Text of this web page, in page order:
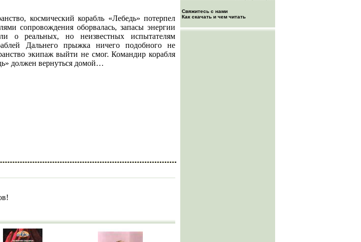
космический корабль «Лебедь» потерпел
сопровождения оборвалась, запасы энергии
о реальных, но неизвестных испытателям
Дальнего прыжка ничего подобного не
экипаж выйти не смог. Командир корабля
должен вернуться домой…
Свяжитесь с нами
Как скачать и чем читать